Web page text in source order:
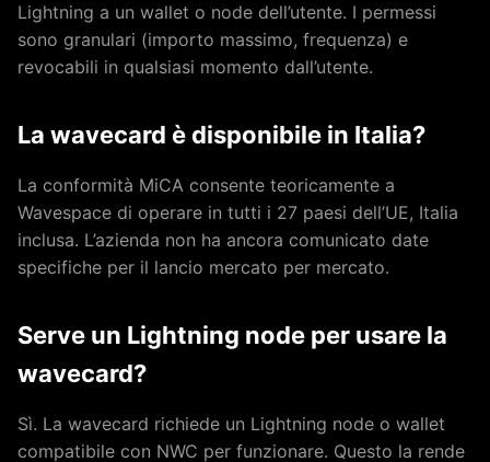
Lightning a un wallet o node dell’utente. I permessi
sono granulari (importo massimo, frequenza) e
revocabili in qualsiasi momento dall’utente.
La wavecard è disponibile in Italia?
La conformità MiCA consente teoricamente a
Wavespace di operare in tutti i 27 paesi dell’UE, Italia
inclusa. L’azienda non ha ancora comunicato date
specifiche per il lancio mercato per mercato.
Serve un Lightning node per usare la
wavecard?
Sì. La wavecard richiede un Lightning node o wallet
compatibile con NWC per funzionare. Questo la rende